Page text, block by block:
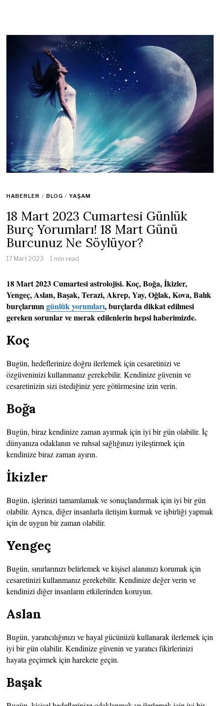
HABERLER / BLOG / YAŞAM
18 Mart 2023 Cumartesi Günlük
Burç Yorumları! 18 Mart Günü
Burcunuz Ne Söylüyor?
17 Mart 2023 1 min read
18 Mart 2023 Cumartesi astrolojisi. Koç, Boğa, İkizler,
Yengeç, Aslan, Başak, Terazi, Akrep, Yay, Oğlak, Kova, Balık
burçlarınıngünlük yorumları, burçlarda dikkat edilmesi
gereken sorunlar ve merak edilenlerin hepsi haberimizde.
Koç
Bugün, hedeflerinize doğru ilerlemek için cesaretinizi ve
özgüveninizi kullanmanız gerekebilir. Kendinize güvenin ve
cesaretinizin sizi istediğiniz yere götürmesine izin verin.
Boğa
Bugün, biraz kendinize zaman ayırmak için iyi bir gün olabilir. İç
dünyanıza odaklanın ve ruhsal sağlığınızı iyileştirmek için
kendinize biraz zaman ayırın.
İkizler
Bugün, işlerinizi tamamlamak ve sonuçlandırmak için iyi bir gün
olabilir. Ayrıca, diğer insanlarla iletişim kurmak ve işbirliği yapmak
için de uygun bir zaman olabilir.
Yengeç
Bugün, sınırlarınızı belirlemek ve kişisel alanınızı korumak için
cesaretinizi kullanmanız gerekebilir. Kendinize değer verin ve
kendinizi diğer insanların etkilerinden koruyun.
Aslan
Bugün, yaratıcılığınızı ve hayal gücünüzü kullanarak ilerlemek için
iyi bir gün olabilir. Kendinize güvenin ve yaratıcı fikirlerinizi
hayata geçirmek için harekete geçin.
Başak